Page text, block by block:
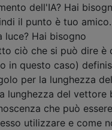
dell'IA? Hai
il punto è tuo amico.
luce? Hai bisogno
ciò che si può dire è
in questo caso)
per la lunghezza del
lunghezza del vettore
che può
utilizzare e come